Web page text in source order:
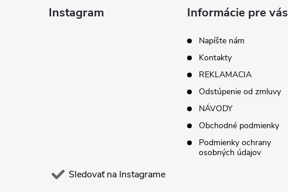
Instagram
Sledovať na Instagrame
Informácie pre vás
Napíšte nám
Kontakty
REKLAMACIA
Odstúpenie od zmluvy
NÁVODY
Obchodné podmienky
Podmienky ochrany
osobných údajov